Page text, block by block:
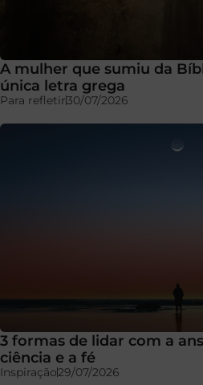
A mulher que sumiu da
única letra grega
Para refletir30/07/2026
3 formas de lidar com a
ciência e a fé
Inspiração29/07/2026